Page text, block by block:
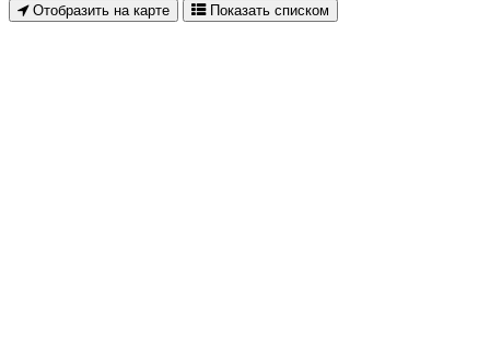
Отобразить на карте Показать списком